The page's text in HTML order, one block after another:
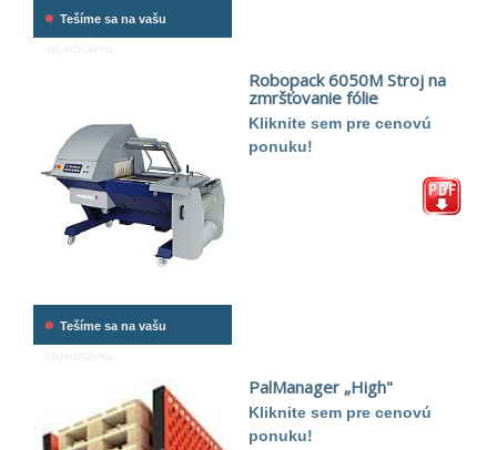
• Tešíme sa na vašu
• Tešíme sa na vašu
Robopack 6050M Stroj na
zmršťovanie fólie
Kliknite sem pre cenovú
ponuku!
PalManager „High"
Kliknite sem pre cenovú
ponuku!